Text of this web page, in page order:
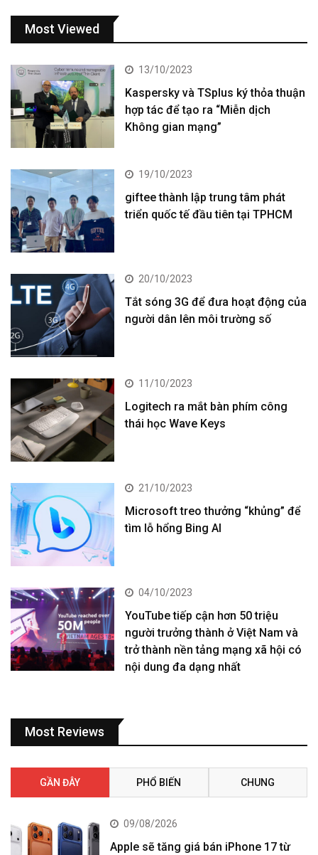
Most Viewed
13/10/2023
Kaspersky và TSplus ký thỏa thuận
hợp tác để tạo ra “Miễn dịch
Không gian mạng”
19/10/2023
giftee thành lập trung tâm phát
triển quốc tế đầu tiên tại TPHCM
20/10/2023
Tắt sóng 3G để đưa hoạt động của
người dân lên môi trường số
11/10/2023
Logitech ra mắt bàn phím công
thái học Wave Keys
21/10/2023
Microsoft treo thưởng “khủng” để
tìm lỗ hổng Bing AI
04/10/2023
YouTube tiếp cận hơn 50 triệu
người trưởng thành ở Việt Nam và
trở thành nền tảng mạng xã hội có
nội dung đa dạng nhất
Most Reviews
GẦN ĐÂY PHỔ BIẾN CHUNG
09/08/2026
Apple sẽ tăng giá bán iPhone 17 từ